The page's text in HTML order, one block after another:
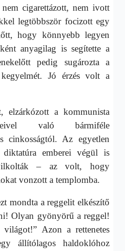
cigarettázott, nem ivott
legtöbbször focizott egy
hogy könnyebb legyen
anyagilag is segítette a
pedig sugározta a
Jó érzés volt a
elzárkózott a kommunista
való bármiféle
cinkosságtól. Az egyetlen
emberei végül is
– az volt, hogy
vonzott a templomba.
mondta a reggelit elkészítő
Olyan gyönyörű a reggel!
világot!” Azon a rettenetes
állítólagos haldoklóhoz